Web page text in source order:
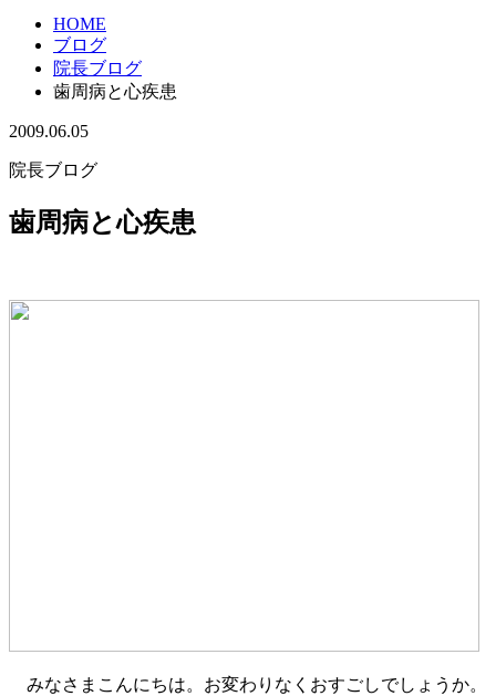
HOME
ブログ
院長ブログ
歯周病と心疾患
2009.06.05
院長ブログ
歯周病と心疾患
みなさまこんにちは。お変わりなくおすごしでしょうか。